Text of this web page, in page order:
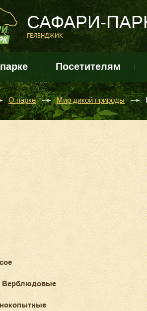
САФАРИ-
ГЕЛЕНДЖИК
Посетителям
О парке Мир дикой природы
Верблюдовые